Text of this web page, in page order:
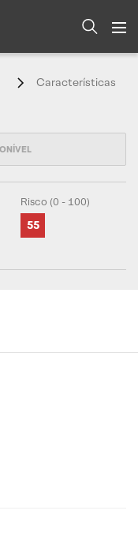
Características
Risco (0 - 100)
55